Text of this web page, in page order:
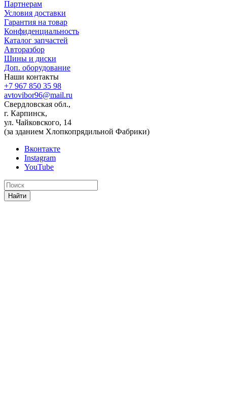
Партнерам
Условия доставки
Гарантия на товар
Конфиденциальность
Каталог запчастей
Авторазбор
Шины и диски
Доп. оборудование
Наши контакты
+7 967 850 35 98
avtovibor96@mail.ru
Свердловская обл.,
г. Карпинск,
ул. Чайковского, 14
(за зданием Хлопкопрядильной Фабрики)
Вконтакте
Instagram
YouTube
Найти